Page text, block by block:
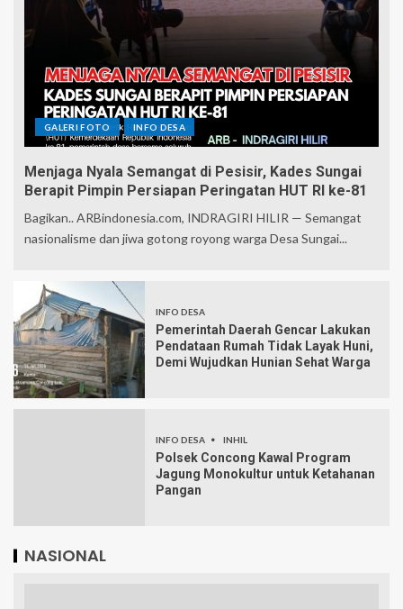
GALERI FOTO INFO DESA
Menjaga Nyala Semangat di Pesisir, Kades Sungai
Berapit Pimpin Persiapan Peringatan HUT RI ke-81
Bagikan.. ARBindonesia.com, INDRAGIRI HILIR — Semangat
nasionalisme dan jiwa gotong royong warga Desa Sungai...
INFO DESA
Pemerintah Daerah Gencar Lakukan
Pendataan Rumah Tidak Layak Huni,
Demi Wujudkan Hunian Sehat Warga
INFO DESA INHIL
Polsek Concong Kawal Program
Jagung Monokultur untuk Ketahanan
Pangan
NASIONAL